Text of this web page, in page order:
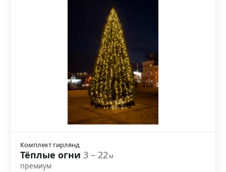
Комплект гирлянд
Тёплые огни 3 – 22м
премиум